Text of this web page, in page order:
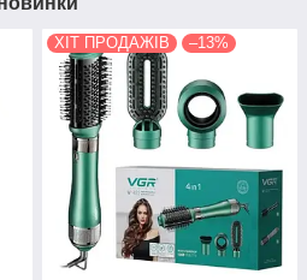
ХІТ ПРОДАЖІВ –13%